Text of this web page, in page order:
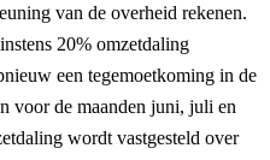
van de overheid rekenen.
20% omzetdaling
een tegemoetkoming in de
voor de maanden juni, juli en
wordt vastgesteld over